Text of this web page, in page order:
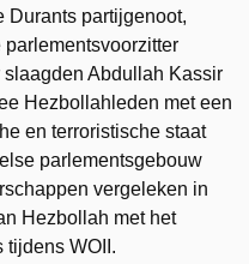
Durants partijgenoot,
slaagden Abdullah Kassir
Hezbollahleden met een
en terroristische staat
parlementsgebouw
vergeleken in
Hezbollah met het
tijdens WOII.